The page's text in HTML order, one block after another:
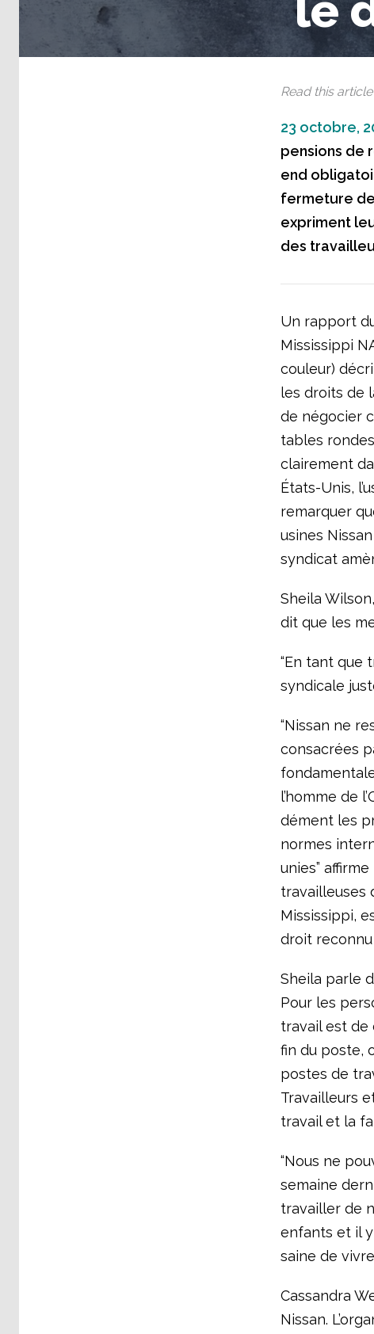
Read this article
23 octobre,
pensions de
end
fermeture de
expriment
des
Un rapport
Mississippi
couleur)
les droits de
de négocier
tables
clairement
États-Unis,
remarquer
usines
syndicat
Sheila
dit que les
“En tant que
syndicale
“Nissan ne
consacrées
l’homme de
dément les
normes
unies”
travailleuses
Mississippi,
droit reconnu
Sheila parle
Pour les
travail est de
fin du poste,
postes de
Travailleurs
travail et la
“Nous ne
semaine
travailler de
enfants et il
saine de
Cassandra
Nissan.